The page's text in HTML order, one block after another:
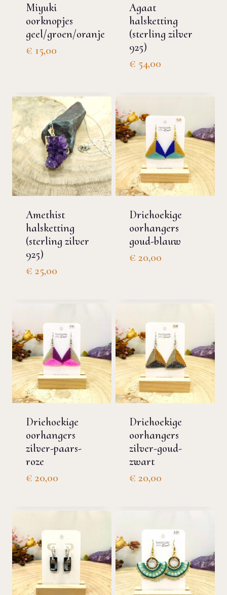
Miyuki
oorknopjes
geel/groen/oranje
€ 15,00
Agaat
halsketting
(sterling zilver
925)
€ 54,00
Amethist
halsketting
(sterling zilver
925)
€ 25,00
Driehoekige
oorhangers
goud-blauw
€ 20,00
Driehoekige
oorhangers
zilver-paars-
roze
€ 20,00
Driehoekige
oorhangers
zilver-goud-
zwart
€ 20,00